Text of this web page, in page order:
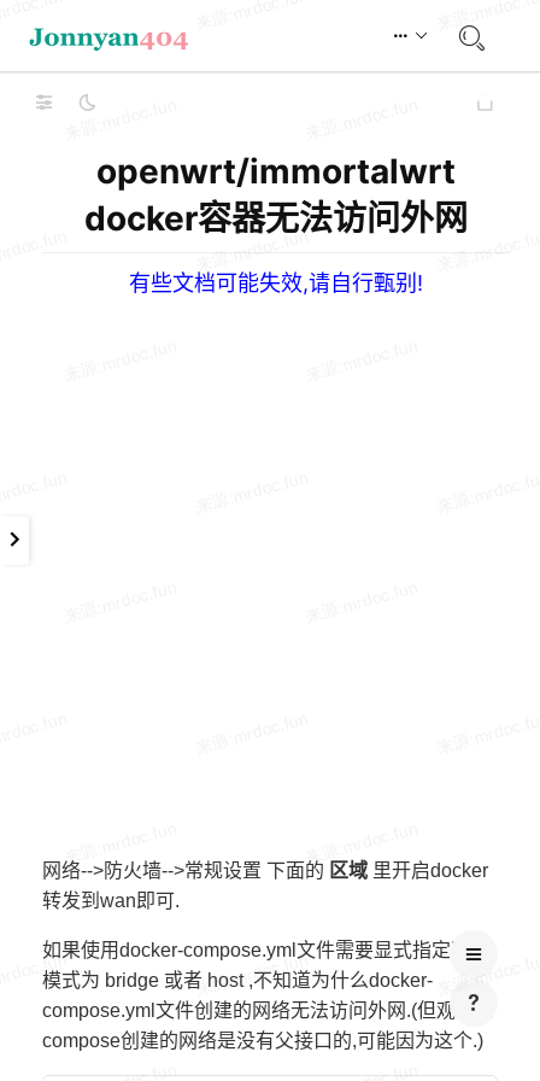
openwrt/immortalwrt
docker容器无法访问外网
有些文档可能失效,请自行甄别!
网络-->防火墙-->常规设置 下面的 区域 里开启docker
转发到wan即可.
如果使用docker-compose.yml文件需要显式指定网络
模式为 bridge 或者 host ,不知道为什么docker-
compose.yml文件创建的网络无法访问外网.(但观察到
compose创建的网络是没有父接口的,可能因为这个.)